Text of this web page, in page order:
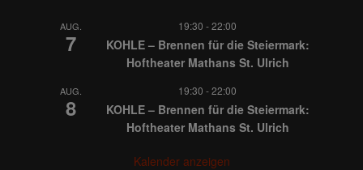
AUG.
7
19:30 -22:00
KOHLE – Brennen für die Steiermark:
Hoftheater Mathans St. Ulrich
AUG.
8
19:30 -22:00
KOHLE – Brennen für die Steiermark:
Hoftheater Mathans St. Ulrich
Kalender anzeigen